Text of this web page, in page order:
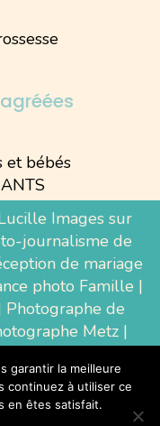
et bébés
Images sur
journalisme de
de mariage
photo Famille |
Photographe de
Metz |
Thionville|
Metz
garantir la meilleure
continuez à utiliser ce
en êtes satisfait.